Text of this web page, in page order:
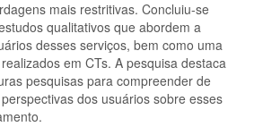
mais restritivas. Concluiu-se
qualitativos que abordem a
desses serviços, bem como uma
em CTs. A pesquisa destaca
pesquisas para compreender de
dos usuários sobre esses